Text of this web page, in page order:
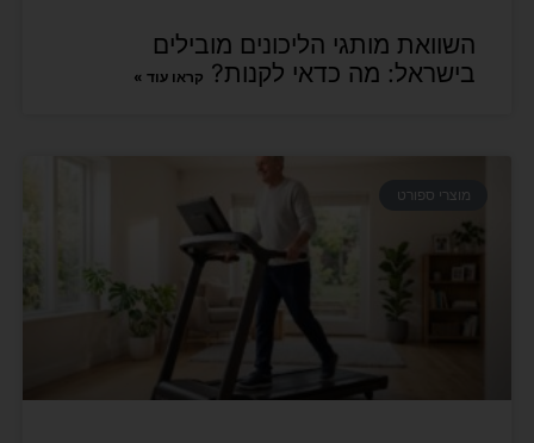
השוואת מותגי הליכונים מובילים
בישראל: מה כדאי לקנות? קראו עוד »
מוצרי ספורט